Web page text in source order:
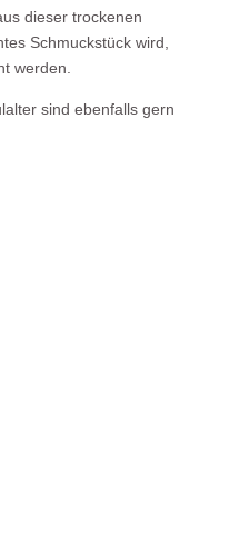
dieser trockenen
Schmuckstück wird,
werden.
sind ebenfalls gern